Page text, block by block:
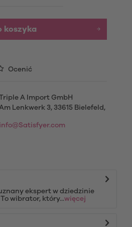
koszyka
Ocenić
Triple A Import GmbH
Lenkwerk 3, 33615 Bielefeld,
info@Satisfyer.com
ekspert w dziedzinie
wibrator, który...więcej